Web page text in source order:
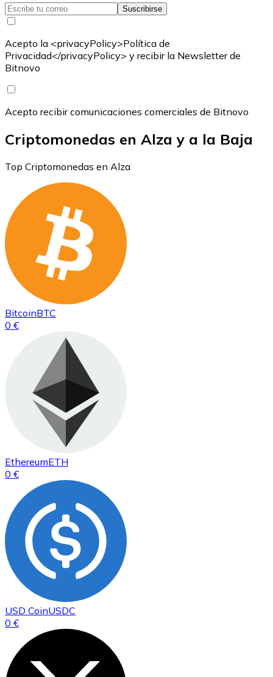
Suscribirse
Acepto la <privacyPolicy>Política de
Privacidad</privacyPolicy> y recibir la Newsletter de
Bitnovo
Acepto recibir comunicaciones comerciales de Bitnovo
Criptomonedas en Alza y a la Baja
Top Criptomonedas en Alza
BitcoinBTC
0 €
EthereumETH
0 €
USD CoinUSDC
0 €